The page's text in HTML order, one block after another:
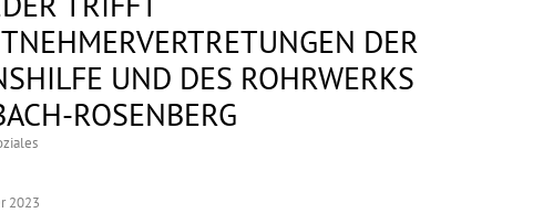
DER
UND DES ROHRWERKS
ROSENBERG
2023